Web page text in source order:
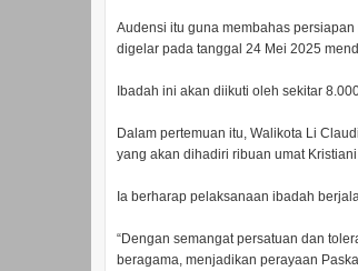
Audensi itu guna membahas
digelar pada tanggal 24 Mei 2025
Ibadah ini akan diikuti oleh sekitar
Dalam pertemuan itu, Walikota Li
yang akan dihadiri ribuan umat
Ia berharap pelaksanaan ibadah
“Dengan semangat persatuan dan
beragama, menjadikan perayaan